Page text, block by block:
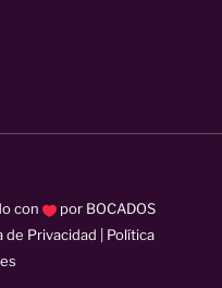
con por BOCADOS
de Privacidad
Política